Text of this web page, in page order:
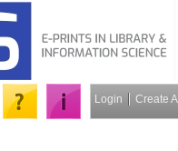
Login Create